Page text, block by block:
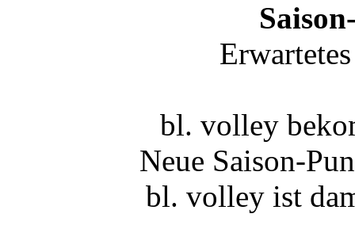
bl. volley
Neue Saison-
bl. volley ist